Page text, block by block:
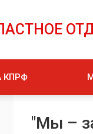
КПРФ
"Мы –